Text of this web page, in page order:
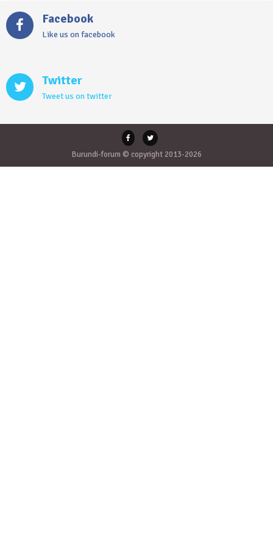
Facebook
Like us on facebook
Twitter
Tweet us on twitter
Burundi-forum © copyright 2013-2026